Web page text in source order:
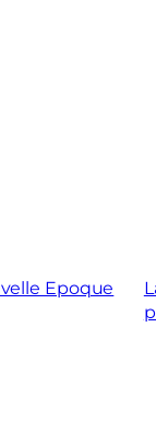
Epoque